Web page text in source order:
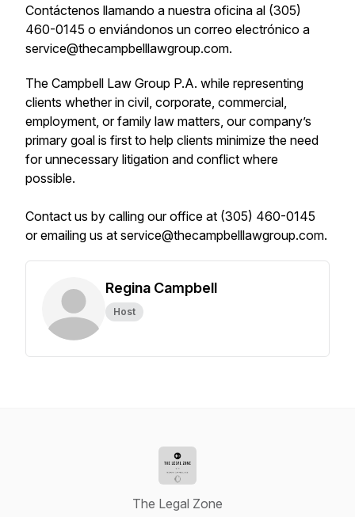
Contáctenos llamando a nuestra oficina al (305)
460-0145 o enviándonos un correo electrónico a
service@thecampbelllawgroup.com.
The Campbell Law Group P.A. while representing
clients whether in civil, corporate, commercial,
employment, or family law matters, our company’s
primary goal is first to help clients minimize the need
for unnecessary litigation and conflict where
possible.
Contact us by calling our office at (305) 460-0145
or emailing us at service@thecampbelllawgroup.com.
Regina Campbell
Host
The Legal Zone